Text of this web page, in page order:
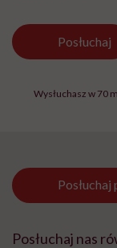
Posłuchaj
Wysłuchasz w 70
Posłuchaj
Posłuchaj nas